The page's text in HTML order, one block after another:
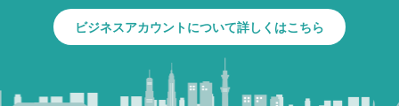
ビジネスアカウントについて詳しくはこちら